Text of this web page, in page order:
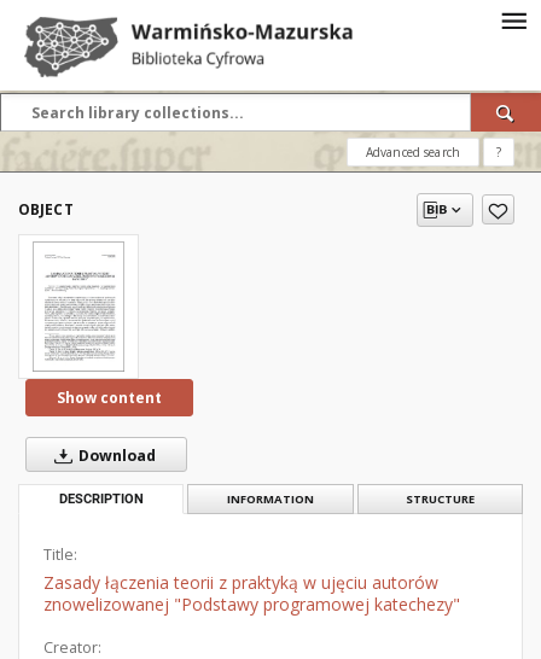
Advanced search ?
OBJECT
Show content
Download
DESCRIPTION INFORMATION STRUCTURE
Title:
Zasady łączenia teorii z praktyką w ujęciu autorów
znowelizowanej "Podstawy programowej katechezy"
Creator: